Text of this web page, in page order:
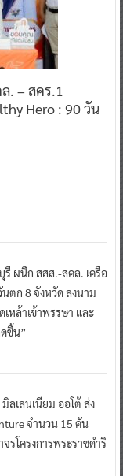
. – สคร.1
Hero : 90 วัน
ผนึก สสส.-สคล. เครือ
ตก 8 จังหวัด ลงนาม
เหล้าเข้าพรรษา และ
ขึ้น”
ลเลนเนียม ออโต้ ส่ง
จำนวน 15 คัน
รโครงการพระราชดำริ